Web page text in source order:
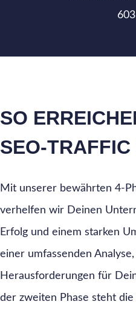
SO
SEO-TRAFFIC
Mit unserer bewährten 4-
verhelfen wir Deinen
Erfolg und einem starken
einer umfassenden
Herausforderungen für
der zweiten Phase steht